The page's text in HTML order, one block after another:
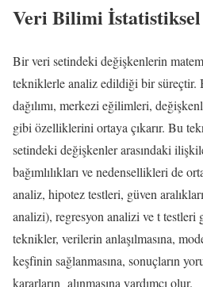
Veri Bilimi
Bir veri setindeki değişkenlerin
tekniklerle analiz edildiği bir süreçtir.
dağılımı, merkezi eğilimleri,
gibi özelliklerini ortaya çıkarır. Bu
setindeki değişkenler arasındaki
bağımlılıkları ve nedensellikleri de
analiz, hipotez testleri, güven
analizi), regresyon analizi ve t
teknikler, verilerin anlaşılmasına,
keşfinin sağlanmasına, sonuçların
kararların alınmasına yardımcı olur.